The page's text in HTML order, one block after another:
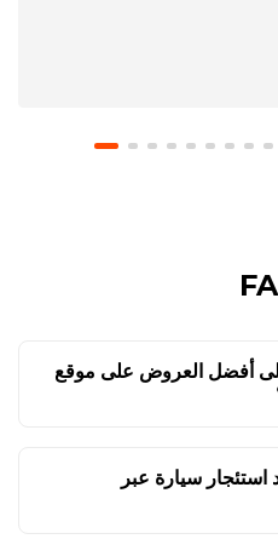
أفضل العروض على موقع
استئجار سيارة عبر